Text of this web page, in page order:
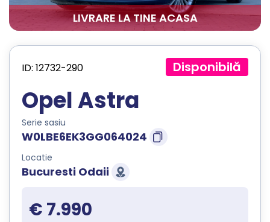
LIVRARE LA TINE ACASA
ID: 12732-290 Disponibilă
Opel Astra
Serie sasiu
W0LBE6EK3GG064024
Locatie
Bucuresti Odaii
€ 7.990